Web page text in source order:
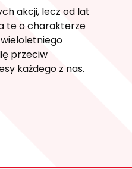
akcji, lecz od lat
te o charakterze
przeciw
każdego z nas.